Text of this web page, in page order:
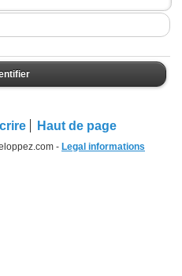
Haut de page
- Legal informations